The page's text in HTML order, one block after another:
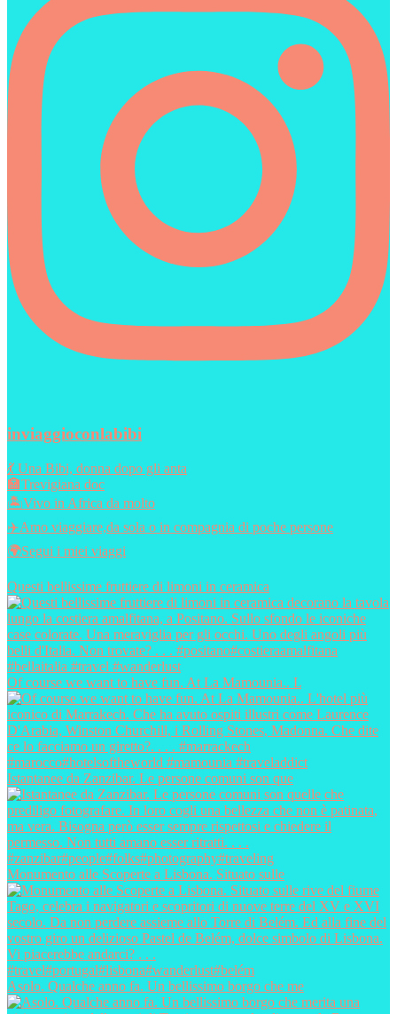
inviaggioconlabibi
💃 Una Bibi, donna dopo gli anta
🏣Trevigiana doc
🏝️Vivo in Africa da molto
✈️Amo viaggiare,da sola o in compagnia di poche persone
🌍Segui i miei viaggi
Questi bellissime fruttiere di limoni in ceramica
Of course we want to have fun. At La Mamounia.. L
Istantanee da Zanzibar. Le persone comuni son que
Monumento alle Scoperte a Lisbona. Situato sulle
Asolo. Qualche anno fa. Un bellissimo borgo che me